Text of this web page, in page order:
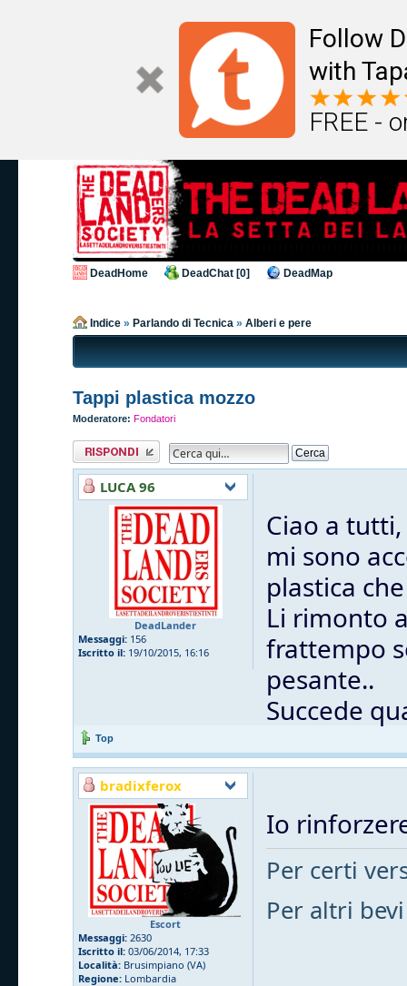
Follow
with
FREE -
DeadHome DeadChat [0] DeadMap
Indice » Parlando di Tecnica » Alberi e pere
Tappi plastica mozzo
Moderatore: Fondatori
Rispondi al
messaggio
LUCA 96
DeadLander
Messaggi: 156
Iscritto il: 19/10/2015, 16:16
Ciao a tutti,
mi sono
plastica
Li rimonto
frattempo
pesante..
Succede
Top
bradixferox
Escort
Messaggi: 2630
Iscritto il: 03/06/2014, 17:33
Località: Brusimpiano (VA)
Regione: Lombardia
Io
Per certi
Per altri bevi